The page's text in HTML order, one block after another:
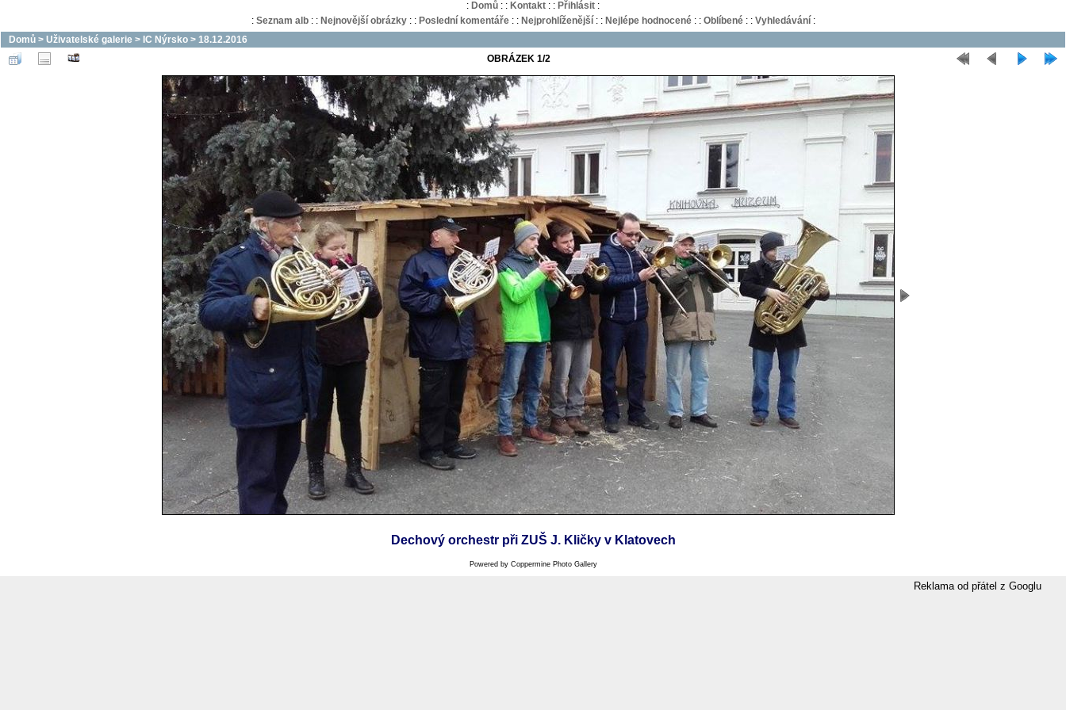
: Domů : : Kontakt : : Přihlásit :
: Seznam alb: : Nejnovější obrázky: : Poslední komentáře: : Nejprohlíženější: : Nejlépe hodnocené: : Oblíbené: : Vyhledávání:
Domů > Uživatelské galerie > IC Nýrsko > 18.12.2016
OBRÁZEK 1/2
Dechový orchestr při ZUŠ J. Kličky v Klatovech
Powered by Coppermine Photo Gallery
Reklama od přátel z Googlu